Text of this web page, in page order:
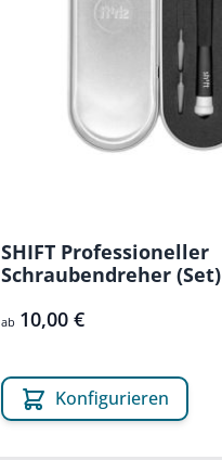
SHIFT Professioneller
Schraubendreher (Set)
ab 10,00 €
Konfigurieren